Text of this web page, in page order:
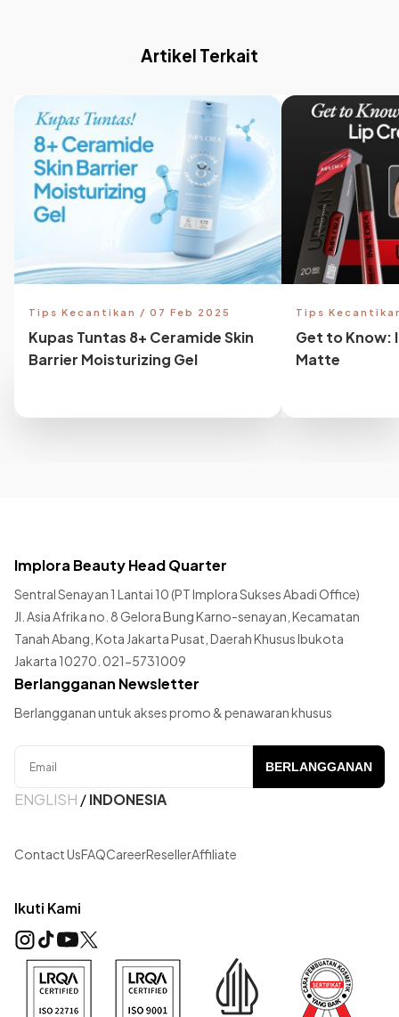
Artikel Terkait
Tips Kecantikan / 07 Feb 2025
Kupas Tuntas 8+ Ceramide Skin
Barrier Moisturizing Gel
Tips
Get to Know:
Matte
Implora Beauty Head Quarter
Sentral Senayan 1 Lantai 10 (PT Implora Sukses Abadi Office)
Jl. Asia Afrika no. 8 Gelora Bung Karno-senayan, Kecamatan
Tanah Abang, Kota Jakarta Pusat, Daerah Khusus Ibukota
Jakarta 10270. 021-5731009
Berlangganan Newsletter
Berlangganan untuk akses promo & penawaran khusus
BERLANGGANAN
ENGLISH /INDONESIA
Contact UsFAQCareerResellerAffiliate
Ikuti Kami